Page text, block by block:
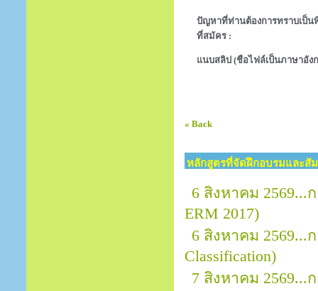
ปัญหาที่ท่านต้องการทราบเป็นพิ
ที่สมัคร :
แนบสลิป (ชือไฟล์เป็นภาษาอัง
« Back
หลักสูตรที่จัดฝึกอบรมและสัม
6 สิงหาคม 2569...
ERM 2017)
6 สิงหาคม 2569...
Classification)
7 สิงหาคม 2569...